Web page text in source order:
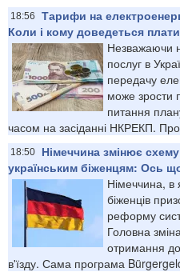
18:56
Тарифи на
Коли і кому доведеться
Незважаючи
послуг в
передачу
може зрости
питання
часом на засіданні НКРЕКП.
18:50
Німеччина змінює
українським біженцям: Ось
Німеччина, в
біженців
реформу
Головна
отримання
в'їзду. Сама програма